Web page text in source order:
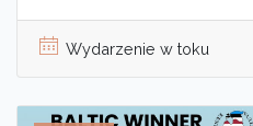
Wydarzenie w toku